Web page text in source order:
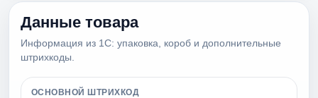
Данные товара
Информация из 1С: упаковка, короб и дополнительные
штрихкоды.
ОСНОВНОЙ ШТРИХКОД